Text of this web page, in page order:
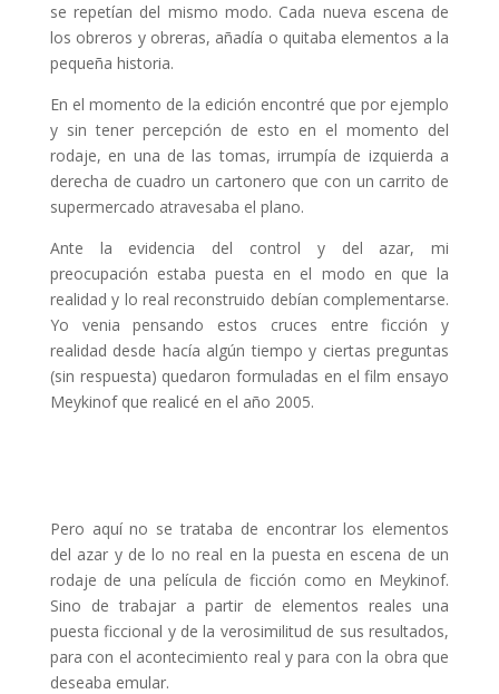
se repetían del mismo modo. Cada nueva escena de
los obreros y obreras, añadía o quitaba elementos a la
pequeña historia.
En el momento de la edición encontré que por ejemplo
y sin tener percepción de esto en el momento del
rodaje, en una de las tomas, irrumpía de izquierda a
derecha de cuadro un cartonero que con un carrito de
supermercado atravesaba el plano.
Ante la evidencia del control y del azar, mi
preocupación estaba puesta en el modo en que la
realidad y lo real reconstruido debían complementarse.
Yo venia pensando estos cruces entre ficción y
realidad desde hacía algún tiempo y ciertas preguntas
(sin respuesta) quedaron formuladas en el film ensayo
Meykinof que realicé en el año 2005.
Pero aquí no se trataba de encontrar los elementos
del azar y de lo no real en la puesta en escena de un
rodaje de una película de ficción como en Meykinof.
Sino de trabajar a partir de elementos reales una
puesta ficcional y de la verosimilitud de sus resultados,
para con el acontecimiento real y para con la obra que
deseaba emular.